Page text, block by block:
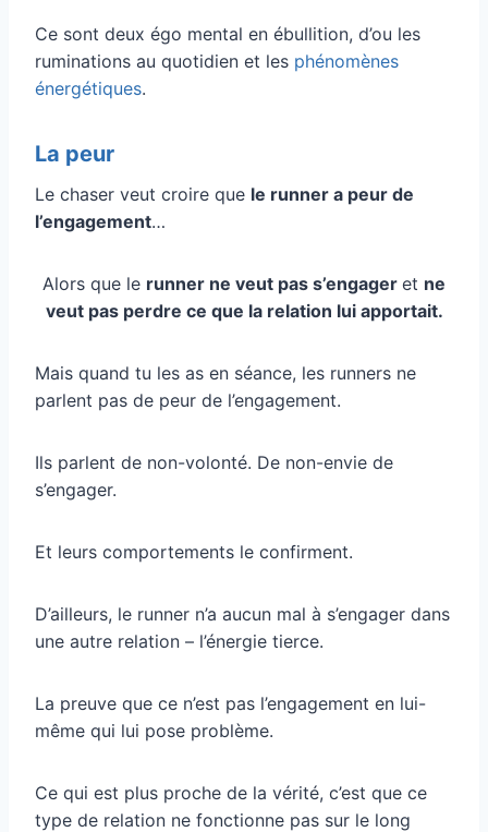
Ce sont deux égo mental en ébullition, d’ou les
ruminations au quotidien et les phénomènes
énergétiques.
La peur
Le chaser veut croire que le runner a peur de
l’engagement…
Alors que le runner ne veut pas s’engager et ne
veut pas perdre ce que la relation lui apportait.
Mais quand tu les as en séance, les runners ne
parlent pas de peur de l’engagement.
Ils parlent de non-volonté. De non-envie de
s’engager.
Et leurs comportements le confirment.
D’ailleurs, le runner n’a aucun mal à s’engager dans
une autre relation – l’énergie tierce.
La preuve que ce n’est pas l’engagement en lui-
même qui lui pose problème.
Ce qui est plus proche de la vérité, c’est que ce
type de relation ne fonctionne pas sur le long